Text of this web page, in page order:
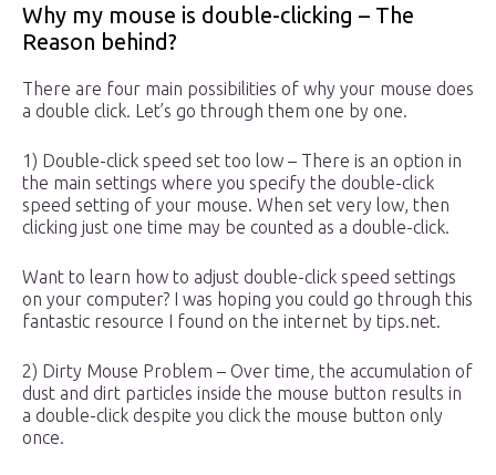
Why my mouse is double-clicking – The
Reason behind?
There are four main possibilities of why your mouse does
a double click. Let’s go through them one by one.
1) Double-click speed set too low – There is an option in
the main settings where you specify the double-click
speed setting of your mouse. When set very low, then
clicking just one time may be counted as a double-click.
Want to learn how to adjust double-click speed settings
on your computer? I was hoping you could go through this
fantastic resource I found on the internet by tips.net.
2) Dirty Mouse Problem – Over time, the accumulation of
dust and dirt particles inside the mouse button results in
a double-click despite you click the mouse button only
once.